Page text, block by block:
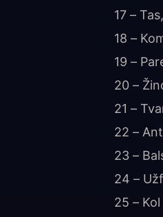
17 –
18 –
19 –
20 –
21 –
22 –
23 –
24 –
25 –